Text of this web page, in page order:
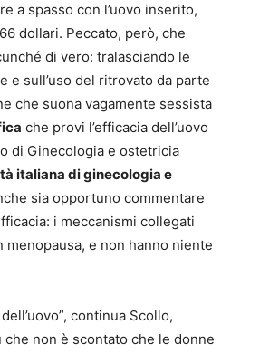
a spasso con l’uovo inserito,
dollari. Peccato, però, che
di vero: tralasciando le
sull’uso del ritrovato da parte
che suona vagamente sessista
che provi l’efficacia dell’uovo
di Ginecologia e ostetricia
italiana di ginecologia e
sia opportuno commentare
i meccanismi collegati
e non hanno niente
continua Scollo,
non è scontato che le donne